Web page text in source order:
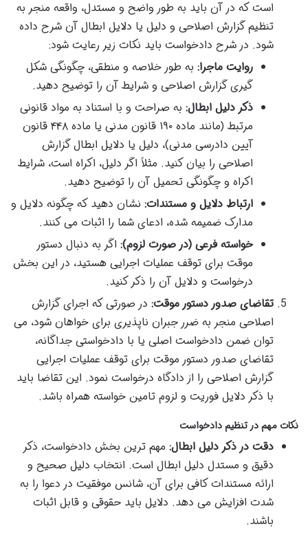
است که در آن باید به طور واضح و مستدل، واقعه منجر به
تنظیم گزارش اصلاحی و دلیل یا دلایل ابطال آن شرح داده
شود. در شرح دادخواست باید نکات زیر رعایت شود:
روایت ماجرا: به طور خلاصه و منطقی، چگونگی شکل
گیری گزارش اصلاحی و شرایط آن را توضیح دهید.
ذکر دلیل ابطال: به صراحت و با استناد به مواد قانونی
مرتبط (مانند ماده ۱۹۰ قانون مدنی یا ماده ۴۴۸ قانون
آیین دادرسی مدنی)، دلیل یا دلایل ابطال گزارش
اصلاحی را بیان کنید. مثلاً اگر دلیل، اکراه است، شرایط
اکراه و چگونگی تحمیل آن را توضیح دهید.
ارتباط دلایل و مستندات: نشان دهید که چگونه دلایل و
مدارک ضمیمه شده، ادعای شما را اثبات می کنند.
خواسته فرعی (در صورت لزوم): اگر به دنبال دستور
موقت برای توقف عملیات اجرایی هستید، در این بخش
درخواست و دلایل آن را ذکر کنید.
تقاضای صدور دستور موقت: در صورتی که اجرای گزارش
اصلاحی منجر به ضرر جبران ناپذیری برای خواهان شود، می
توان ضمن دادخواست اصلی یا با دادخواستی جداگانه،
تقاضای صدور دستور موقت برای توقف عملیات اجرایی
گزارش اصلاحی را از دادگاه درخواست نمود. این تقاضا باید
با ذکر دلایل فوریت و لزوم تامین خواسته همراه باشد.
نکات مهم در تنظیم دادخواست
دقت در ذکر دلیل ابطال: مهم ترین بخش دادخواست، ذکر
دقیق و مستدل دلیل ابطال است. انتخاب دلیل صحیح و
ارائه مستندات کافی برای آن، شانس موفقیت در دعوا را به
شدت افزایش می دهد. دلایل باید حقوقی و قابل اثبات
باشند.